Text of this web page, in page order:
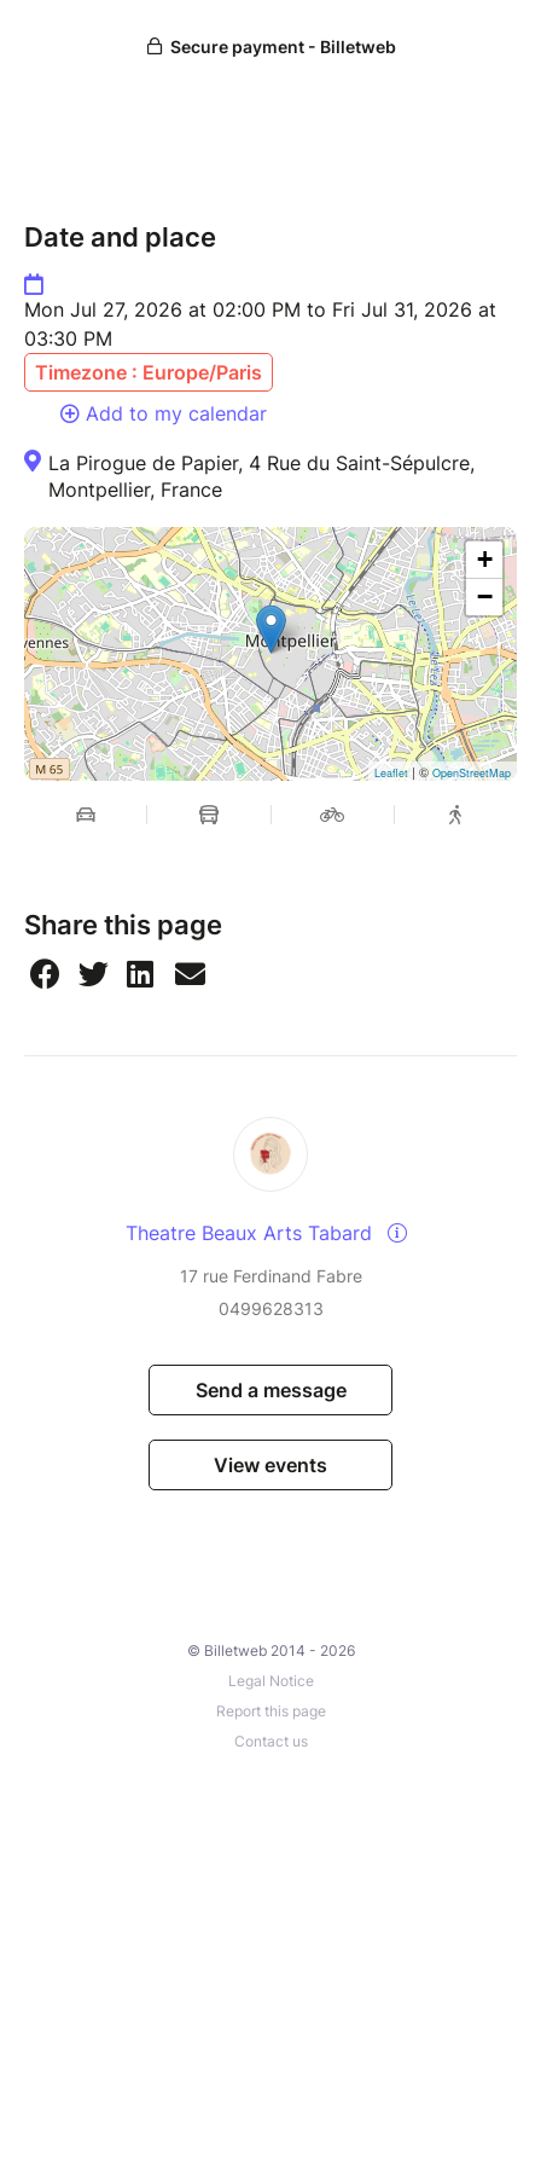
Date and place
Mon Jul 27, 2026 at 02:00 PM to Fri Jul 31, 2026 at
03:30 PM
Timezone : Europe/Paris
Add to my calendar
La Pirogue de Papier, 4 Rue du Saint-Sépulcre,
Montpellier, France
+
−
Leaflet| ©OpenStreetMap
Share this page
Theatre Beaux Arts Tabard
17 rue Ferdinand Fabre
0499628313
Send a message
View events
© Billetweb 2014 - 2026
Legal Notice
Report this page
Contact us